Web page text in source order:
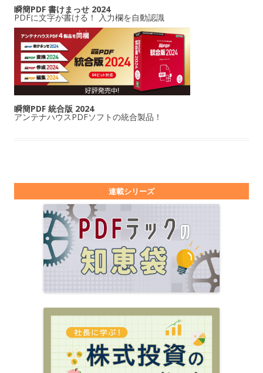
瞬簡PDF 書けまっせ 2024
PDFに文字が書ける！ 入力欄を自動認識
瞬簡PDF 統合版 2024
アンテナハウスPDFソフトの統合製品！
連載シリーズ